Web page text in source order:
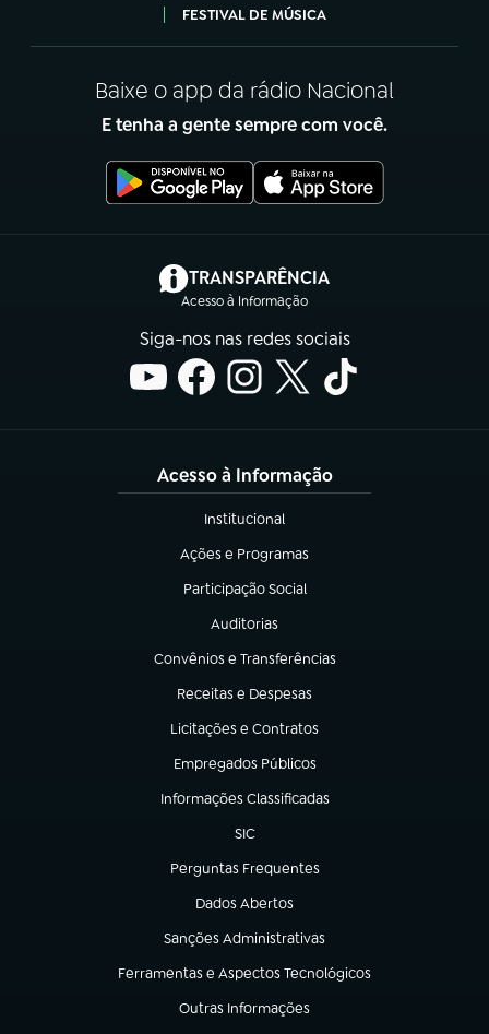
FESTIVAL DE MÚSICA
Baixe o app da rádio Nacional
E tenha a gente sempre com você.
TRANSPARÊNCIA
Acesso à Informação
(abre em nova aba)
Siga-nos nas redes sociais
Acesso à Informação
Institucional
(abre em nova aba)
Ações e Programas
(abre em nova aba)
Participação Social
(abre em nova aba)
Auditorias
(abre em nova aba)
Convênios e Transferências
(abre em nova aba)
Receitas e Despesas
(abre em nova aba)
Licitações e Contratos
(abre em nova aba)
Empregados Públicos
(abre em nova aba)
Informações Classificadas
(abre em nova aba)
SIC
(abre em nova aba)
Perguntas Frequentes
(abre em nova aba)
Dados Abertos
(abre em nova aba)
Sanções Administrativas
(abre em nova aba)
Ferramentas e Aspectos Tecnológicos
(abre em nova aba)
Outras Informações
(abre em nova aba)